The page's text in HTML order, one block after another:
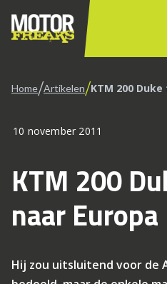
Home/Artikelen/KTM 200
10 november 2011
KTM 200
naar Europa
Hij zou uitsluitend voor de